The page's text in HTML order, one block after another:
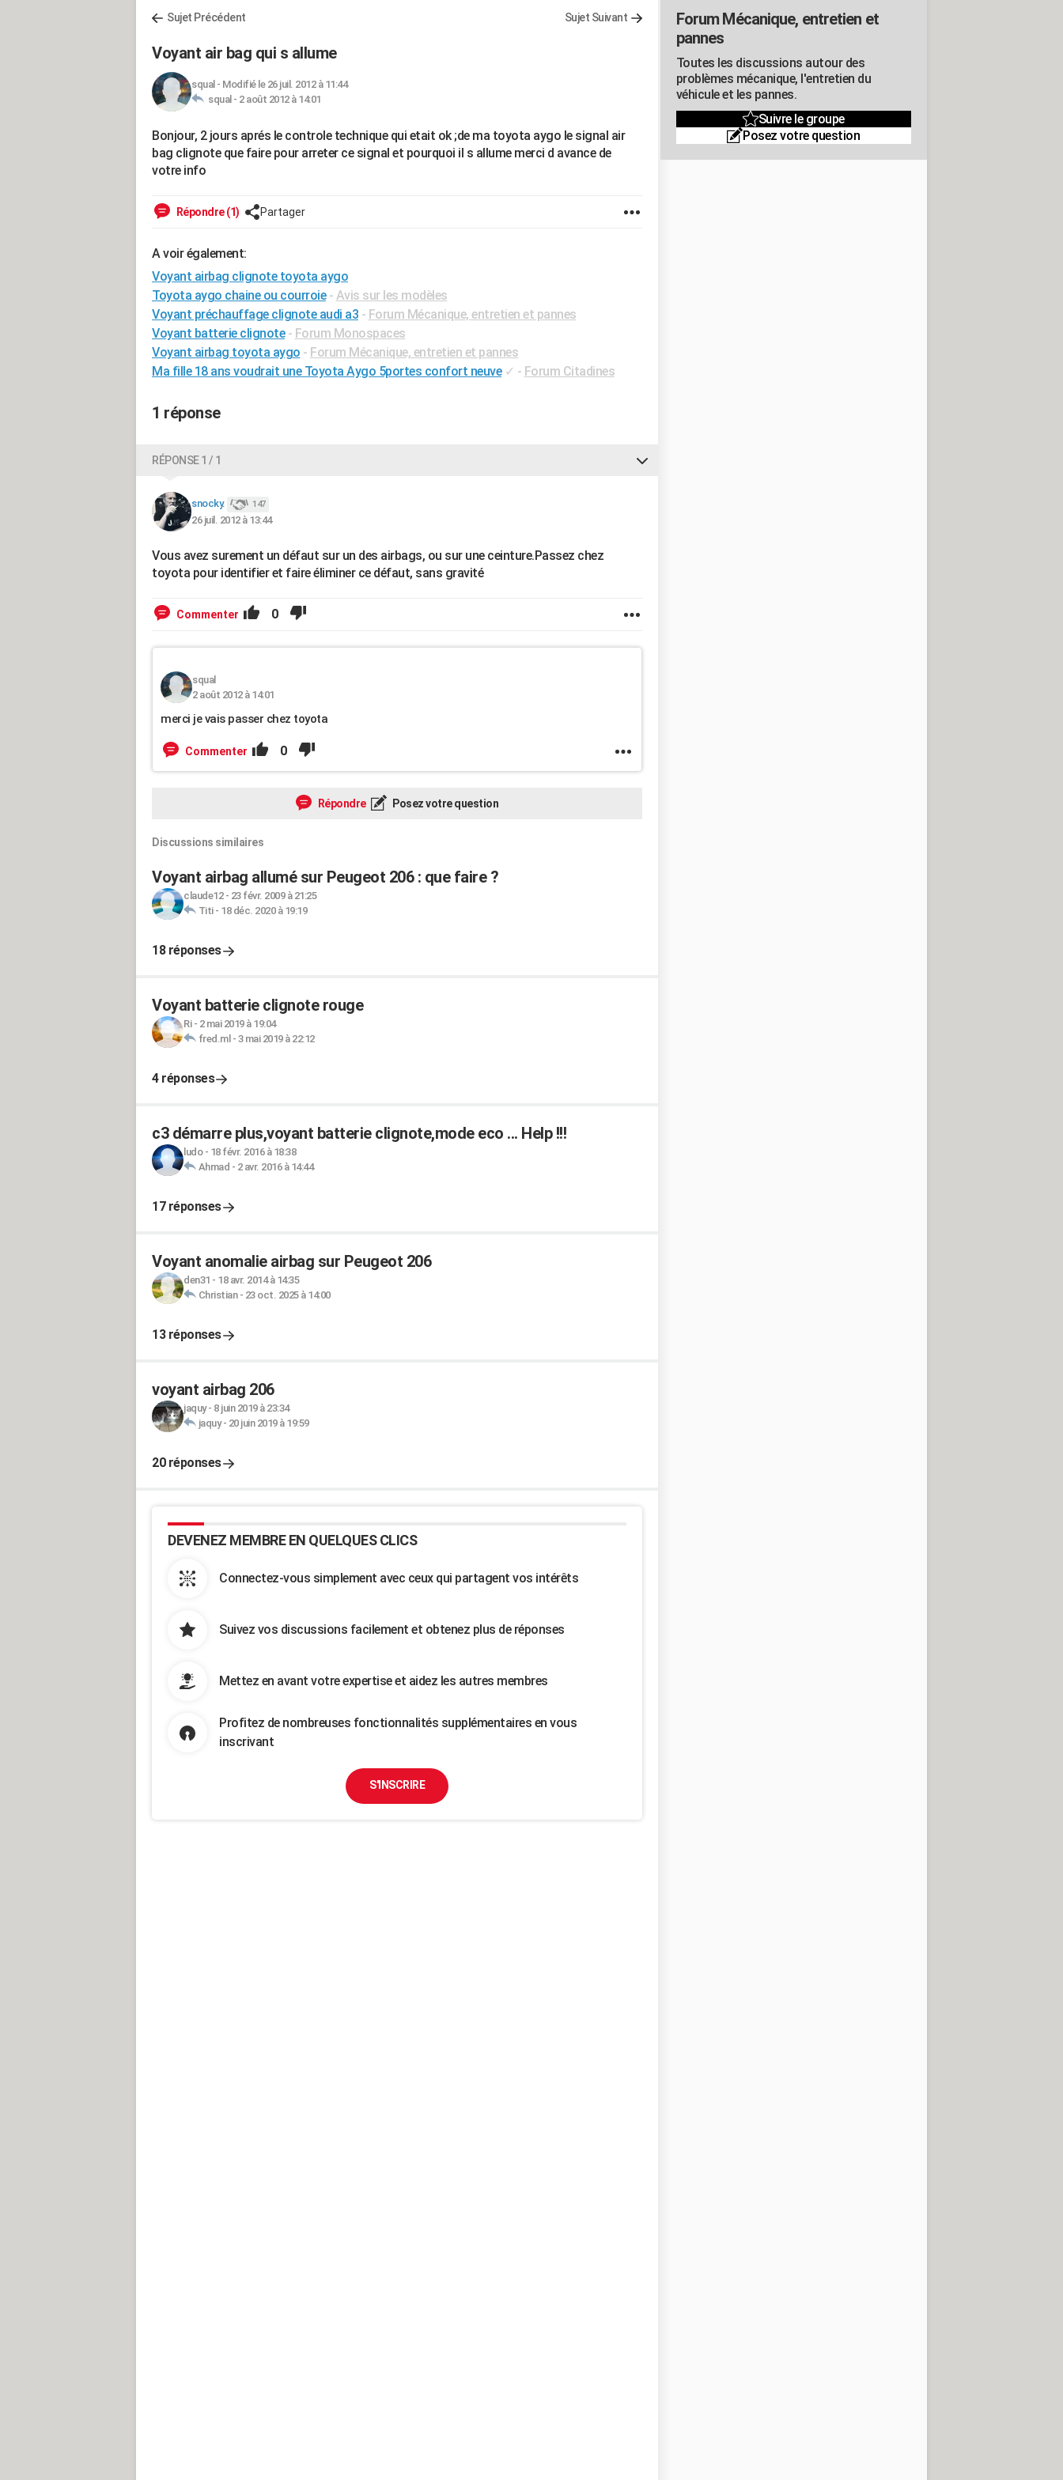
Sujet Précédent Sujet Suivant
Voyant air bag qui s allume
squal - Modifié le 26 juil. 2012 à 11:44
squal - 2 août 2012 à 14:01
Bonjour, 2 jours aprés le controle technique qui etait ok ;de ma toyota aygo le signal air
bag clignote que faire pour arreter ce signal et pourquoi il s allume merci d avance de
votre info
Répondre (1) Partager
A voir également:
Voyant airbag clignote toyota aygo
Toyota aygo chaine ou courroie - Avis sur les modèles
Voyant préchauffage clignote audi a3 - Forum Mécanique, entretien et pannes
Voyant batterie clignote - Forum Monospaces
Voyant airbag toyota aygo - Forum Mécanique, entretien et pannes
Ma fille 18 ans voudrait une Toyota Aygo 5portes confort neuve ✓ - Forum Citadines
1 réponse
RÉPONSE 1 / 1
snocky. 147
26 juil. 2012 à 13:44
Vous avez surement un défaut sur un des airbags, ou sur une ceinture.Passez chez
toyota pour identifier et faire éliminer ce défaut, sans gravité
Commenter 0
squal
2 août 2012 à 14:01
merci je vais passer chez toyota
Commenter 0
Répondre Posez votre question
Discussions similaires
Voyant airbag allumé sur Peugeot 206 : que faire ?
claude12- 23 févr. 2009 à 21:25
Titi- 18 déc. 2020 à 19:19
18 réponses
Voyant batterie clignote rouge
Ri- 2 mai 2019 à 19:04
fred.ml - 3 mai 2019 à 22:12
4 réponses
c3 démarre plus,voyant batterie clignote,mode eco ... Help !!!
ludo- 18 févr. 2016 à 18:38
Ahmad - 2 avr. 2016 à 14:44
17 réponses
Voyant anomalie airbag sur Peugeot 206
den31 - 18 avr. 2014 à 14:35
Christian- 23 oct. 2025 à 14:00
13 réponses
voyant airbag 206
jaquy- 8 juin 2019 à 23:34
jaquy- 20 juin 2019 à 19:59
20 réponses
DEVENEZ MEMBRE EN QUELQUES CLICS
Connectez-vous simplement avec ceux qui partagent vos intérêts
Suivez vos discussions facilement et obtenez plus de réponses
Mettez en avant votre expertise et aidez les autres membres
Profitez de nombreuses fonctionnalités supplémentaires en vous
inscrivant
S'INSCRIRE
Forum Mécanique, entretien et
pannes
Toutes les discussions autour des
problèmes mécanique, l'entretien du
véhicule et les pannes.
Suivre le groupe
Posez votre question